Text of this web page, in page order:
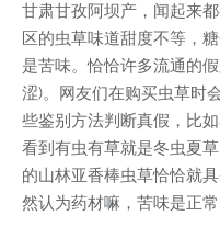
甘肃甘孜阿坝产，闻起来
区的虫草味道甜度不等，
是苦味。恰恰许多流通的
涩)。网友们在购买虫草时
些鉴别方法判断真假，比
看到有虫有草就是冬虫夏
的山林亚香棒虫草恰恰就
然认为药材嘛，苦味是正